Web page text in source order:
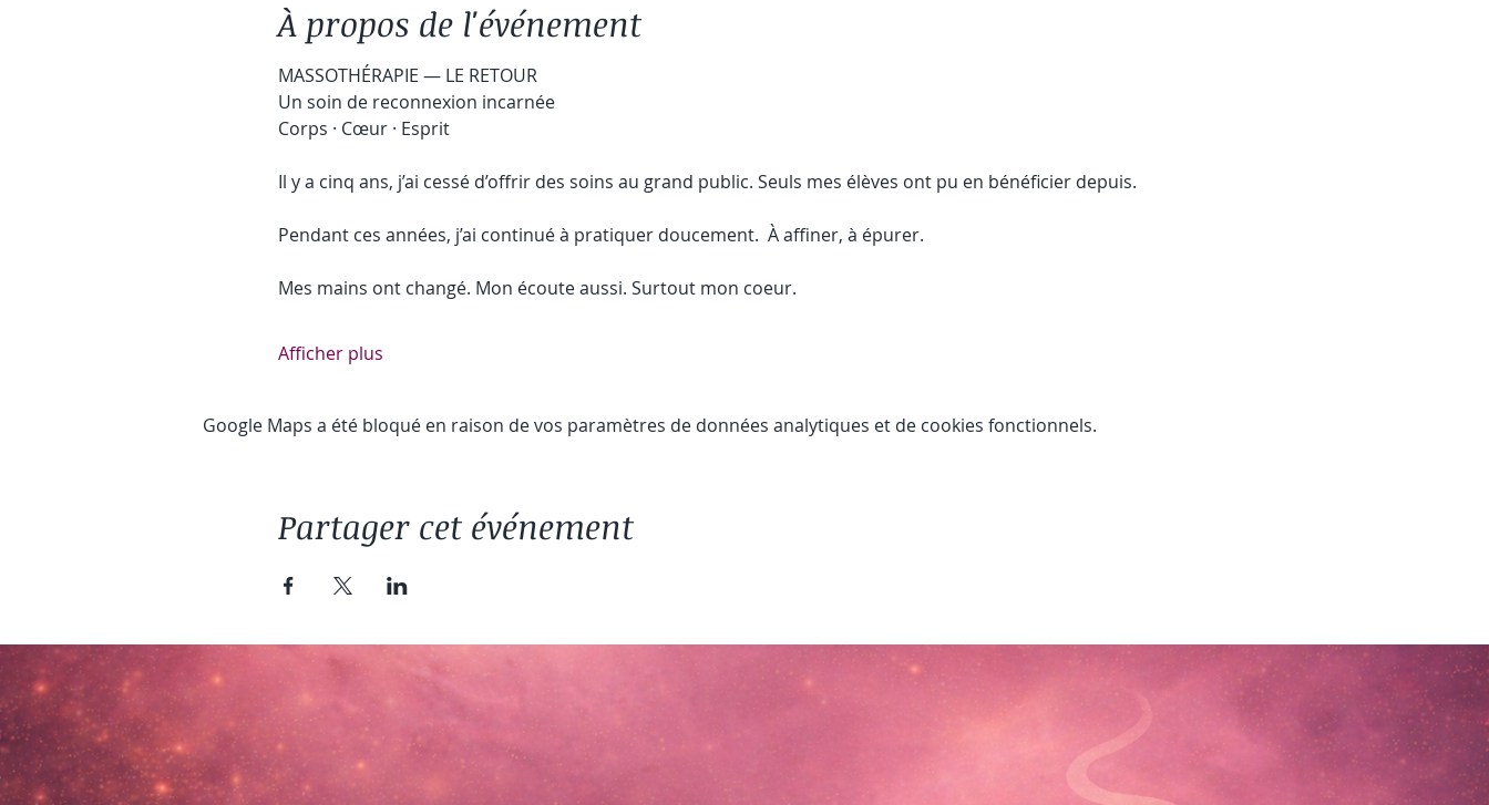
À propos de l'événement
MASSOTHÉRAPIE — LE RETOUR
Un soin de reconnexion incarnée
Corps · Cœur · Esprit
Il y a cinq ans, j’ai cessé d’offrir des soins au grand public. Seuls mes élèves ont pu en bénéficier depuis.
Pendant ces années, j’ai continué à pratiquer doucement.  À affiner, à épurer.
Mes mains ont changé. Mon écoute aussi. Surtout mon coeur.
Afficher plus
Google Maps a été bloqué en raison de vos paramètres de données analytiques et de cookies fonctionnels.
Partager cet événement